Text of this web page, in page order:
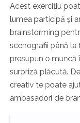
Acest exercițiu
lumea participă și
brainstorming
scenografii până
presupun o muncă
surpriză plăcută.
creativ te poate
ambasadori de